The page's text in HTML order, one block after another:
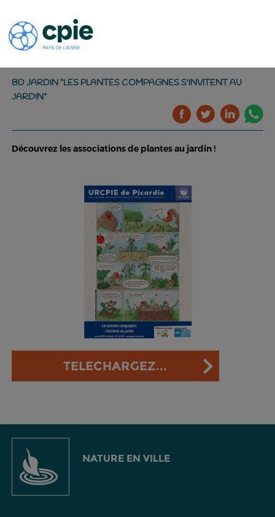
BD JARDIN "LES PLANTES COMPAGNES S'INVITENT AU
JARDIN"
Découvrez les associations de plantes au jardin !
TELECHARGEZ...
NATURE EN VILLE